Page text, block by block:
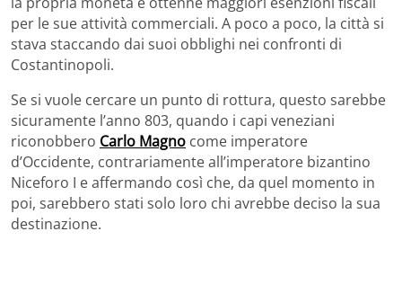
per le sue attività commerciali. A poco a poco, la città si
stava staccando dai suoi obblighi nei confronti di
Costantinopoli.
Se si vuole cercare un punto di rottura, questo sarebbe
sicuramente l’anno 803, quando i capi veneziani
riconobbero Carlo Magno come imperatore
d’Occidente, contrariamente all’imperatore bizantino
Niceforo I e affermando così che, da quel momento in
poi, sarebbero stati solo loro chi avrebbe deciso la sua
destinazione.